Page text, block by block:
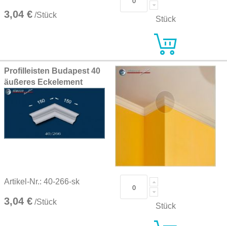
3,04 € /Stück Stück
Profilleisten Budapest 40
äußeres Eckelement
Artikel-Nr.: 40-266-sk
3,04 € /Stück Stück